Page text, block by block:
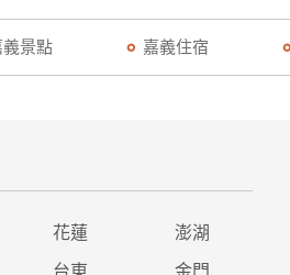
義景點 嘉義住宿
花蓮 澎湖
台東 金門